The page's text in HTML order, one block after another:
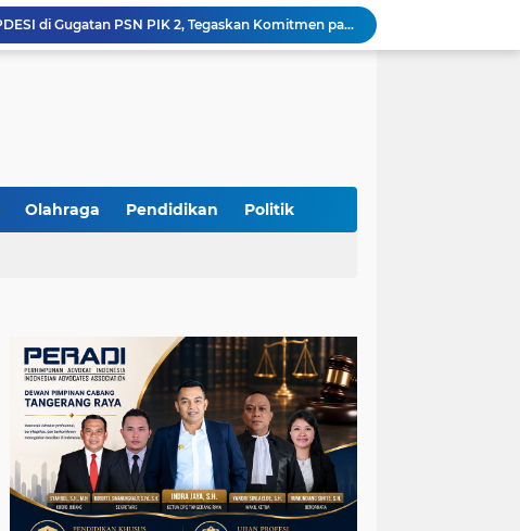
Yandri SH Kawal APDESI di Gugatan PSN PIK 2, Tegaskan Komitmen pada Supremasi Hukum
Sidang PSN PIK 2 Memanas, Yandri SH Tampil sebagai Kuasa Hukum APDESI di PN Jakarta Pusat
ketua LBH DEWAN ADAT BAMUS BETAWI Sapto Wibowo S, S.H. Jalih Pitoeng Salah Alamat Mengenai Statement di Media
Olahraga Pendidikan Politik